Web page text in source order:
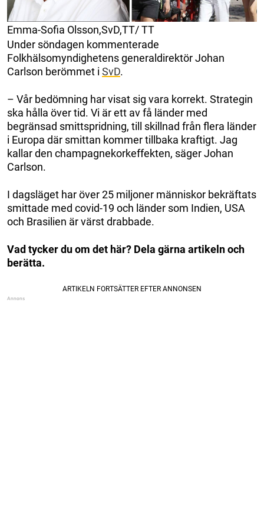
Emma-Sofia Olsson,SvD,TT/ TT
Under söndagen kommenterade
Folkhälsomyndighetens generaldirektör Johan
Carlson berömmet i SvD.
– Vår bedömning har visat sig vara korrekt. Strategin
ska hålla över tid. Vi är ett av få länder med
begränsad smittspridning, till skillnad från flera länder
i Europa där smittan kommer tillbaka kraftigt. Jag
kallar den champagnekorkeffekten, säger Johan
Carlson.
I dagsläget har över 25 miljoner människor bekräftats
smittade med covid-19 och länder som Indien, USA
och Brasilien är värst drabbade.
Vad tycker du om det här? Dela gärna artikeln och
berätta.